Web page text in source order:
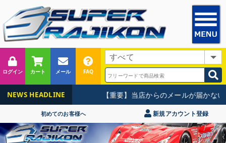
ログイン カート メール FAQ
NEWS HEADLINE 【重要】当店からのメールが届かない
初めてのお客様へ 新規アカウント登録